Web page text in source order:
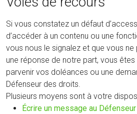
Si vous constatez un défaut
d’accéder à un contenu ou une
vous nous le signalez et que vous
une réponse de notre part, vous
parvenir vos doléances ou une
Défenseur des droits.
Plusieurs moyens sont à votre
Écrire un message au